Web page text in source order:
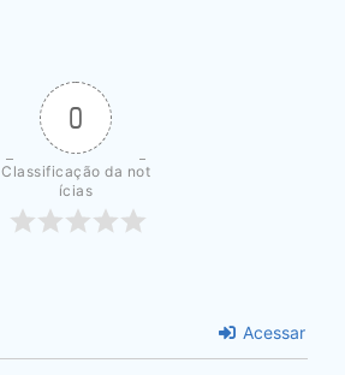
0
Classificação da not
ícias
Acessar